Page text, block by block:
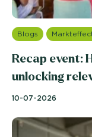
Blogs
Recap event:
unlocking
10-07-2026